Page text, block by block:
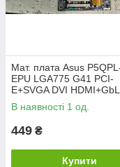
Мат. плата Asus
EPU LGA775 G41 PCI-
E+SVGA DVI
SATA MicroATX 2DDR2
240804205
В наявності 1 од.
449 ₴
Купити